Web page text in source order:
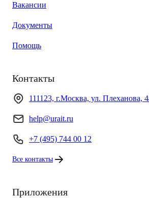
Вакансии
Документы
Помощь
Контакты
111123, г.Москва, ул. Плеханова,
help@urait.ru
+7 (495) 744 00 12
Все контакты
Приложения